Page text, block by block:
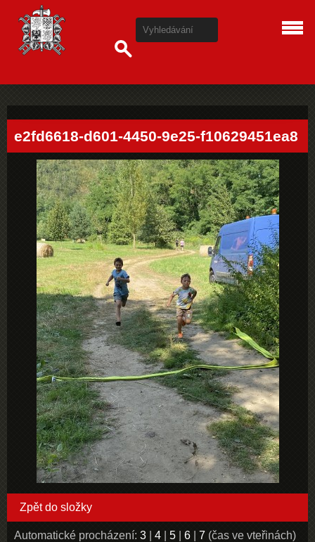
e2fd6618-d601-4450-9e25-f10629451ea8
Zpět do složky
Automatické procházení: 3 4 5 6 7 (čas ve vteřinách)